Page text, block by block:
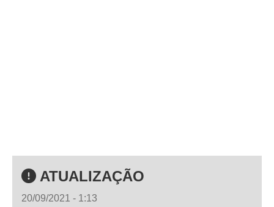
ATUALIZAÇÃO
20/09/2021 - 1:13